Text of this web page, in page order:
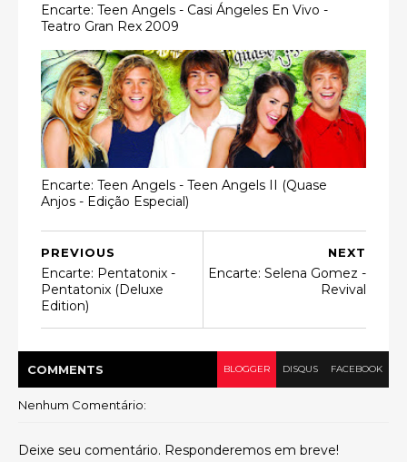
Encarte: Teen Angels - Casi Ángeles En Vivo -
Teatro Gran Rex 2009
Encarte: Teen Angels - Teen Angels II (Quase
Anjos - Edição Especial)
NEXT
Encarte: Selena Gomez -
Revival
PREVIOUS
Encarte: Pentatonix -
Pentatonix (Deluxe
Edition)
COMMENTS BLOGGER DISQUS FACEBOOK
Nenhum Comentário:
Deixe seu comentário. Responderemos em breve!